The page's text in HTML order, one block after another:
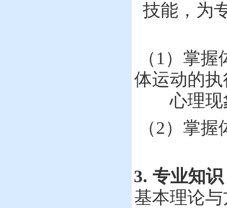
技能，为
（ 1） 掌握
体运动的
心理
（2） 掌握
3. 专业知
基本理论